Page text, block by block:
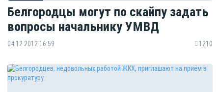
Белгородцы могут по скайпу задать
вопросы начальнику УМВД
04.12.2012 16:59 1210